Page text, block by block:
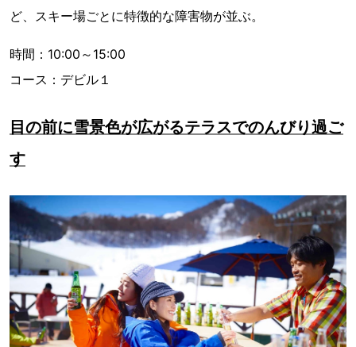
ど、スキー場ごとに特徴的な障害物が並ぶ。
時間：10:00～15:00
コース：デビル１
目の前に雪景色が広がるテラスでのんびり過ご
す